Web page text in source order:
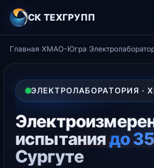
СК ТЕХГРУПП
Главная›ХМАО-Югра›
ЭЛЕКТРОЛАБОРАТОРИЯ ·
испытаниядо
Сургуте